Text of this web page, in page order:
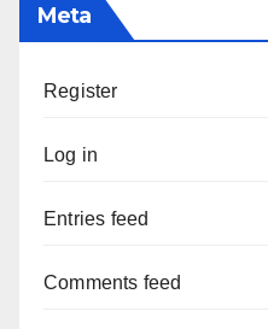
Meta
Register
Log in
Entries feed
Comments feed